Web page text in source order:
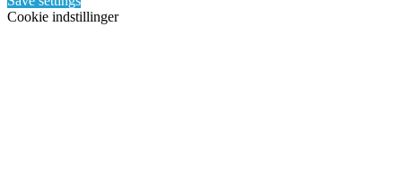
Cookie indstillinger